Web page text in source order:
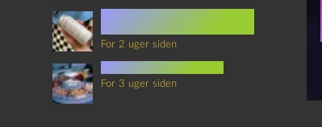
For 2 uger siden
For 3 uger siden